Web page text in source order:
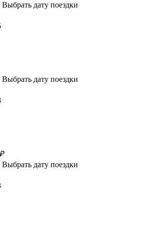
Выбрать дату поездки
Выбрать дату поездки
Выбрать дату поездки